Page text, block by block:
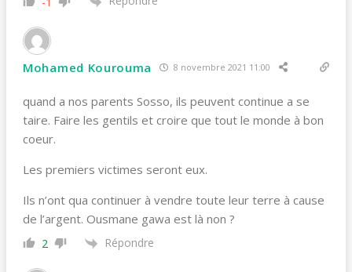
Mohamed Kourouma 8 novembre 2021 11:00
quand a nos parents Sosso, ils peuvent continue a se
taire. Faire les gentils et croire que tout le monde à bon
coeur.
Les premiers victimes seront eux.
Ils n’ont qua continuer à vendre toute leur terre à cause
de l’argent. Ousmane gawa est là non ?
2 Répondre